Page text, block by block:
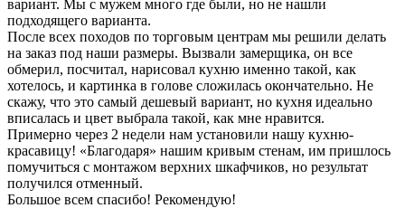
вариант. Мы с мужем много где были, но не нашли
подходящего варианта.
После всех походов по торговым центрам мы решили делать
на заказ под наши размеры. Вызвали замерщика, он все
обмерил, посчитал, нарисовал кухню именно такой, как
хотелось, и картинка в голове сложилась окончательно. Не
скажу, что это самый дешевый вариант, но кухня идеально
вписалась и цвет выбрала такой, как мне нравится.
Примерно через 2 недели нам установили нашу кухню-
красавицу! «Благодаря» нашим кривым стенам, им пришлось
помучиться с монтажом верхних шкафчиков, но результат
получился отменный.
Большое всем спасибо! Рекомендую!